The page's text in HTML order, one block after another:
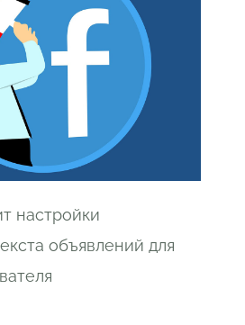
настройки
объявлений для